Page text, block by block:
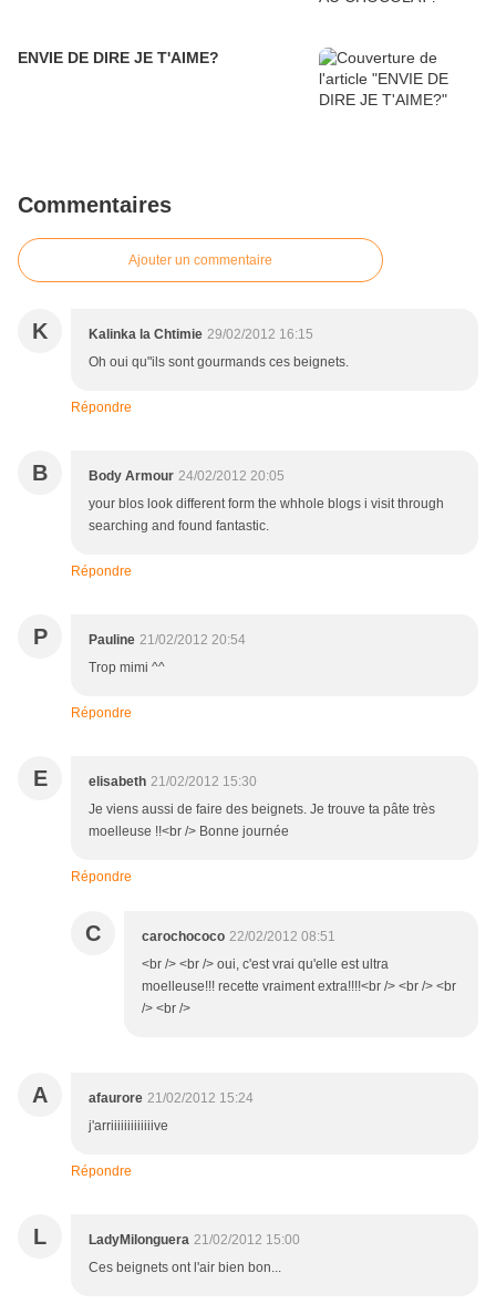
ENVIE DE DIRE JE T'AIME?
Commentaires
Ajouter un commentaire
K Kalinka la Chtimie 29/02/2012 16:15
Oh oui qu"ils sont gourmands ces beignets.
Répondre
B Body Armour 24/02/2012 20:05
your blos look different form the whhole blogs i visit through
searching and found fantastic.
Répondre
P Pauline 21/02/2012 20:54
Trop mimi ^^
Répondre
E elisabeth 21/02/2012 15:30
Je viens aussi de faire des beignets. Je trouve ta pâte très
moelleuse !!<br /> Bonne journée
Répondre
C carochococo 22/02/2012 08:51
<br /> <br /> oui, c'est vrai qu'elle est ultra
moelleuse!!! recette vraiment extra!!!!<br /> <br /> <br
/> <br />
A afaurore 21/02/2012 15:24
j'arriiiiiiiiiiiiive
Répondre
L LadyMilonguera 21/02/2012 15:00
Ces beignets ont l'air bien bon...